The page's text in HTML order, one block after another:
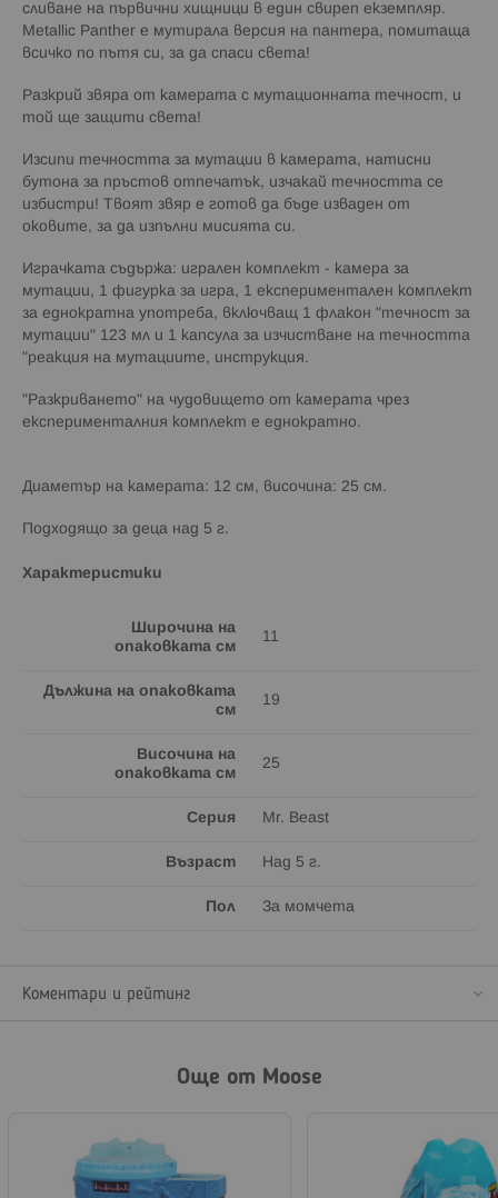
сливане на първични хищници в един свиреп екземпляр.
Metallic Panther е мутирала версия на пантера, помитаща
всичко по пътя си, за да спаси света!
Разкрий звяра от камерата с мутационната течност, и
той ще защити света!
Изсипи течността за мутации в камерата, натисни
бутона за пръстов отпечатък, изчакай течността се
избистри! Твоят звяр е готов да бъде изваден от
оковите, за да изпълни мисията си.
Играчката съдържа: игрален комплект - камера за
мутации, 1 фигурка за игра, 1 експериментален комплект
за еднократна употреба, включващ 1 флакон "течност за
мутации" 123 мл и 1 капсула за изчистване на течността
"реакция на мутациите, инструкция.
"Разкриването" на чудовището от камерата чрез
експерименталния комплект е еднократно.
Диаметър на камерата: 12 см, височина: 25 см.
Подходящо за деца над 5 г.
Характеристики
Широчина на
опаковката см
11
Дължина на опаковката
см
19
Височина на
опаковката см
25
Серия Mr. Beast
Възраст Над 5 г.
Пол За момчета
Коментари и рейтинг
Още от Moose